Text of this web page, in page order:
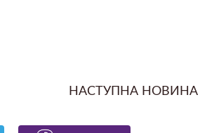
НАСТУПНА НОВИНА